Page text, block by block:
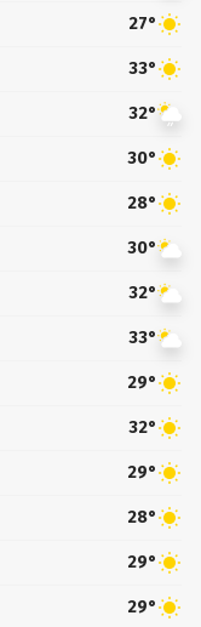
27°
33°
32°
30°
28°
30°
32°
33°
29°
32°
29°
28°
29°
29°